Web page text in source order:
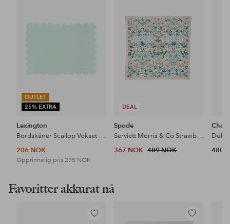
OUTLET
25% EXTRA
Lexington
Bordskåner Scallop Vokset lin/bomull
206 NOK
Opprinnelig pris 275 NOK
DEAL
favoritter
Spode
Serviett Morris & Co Strawberry Thief, 2-pk
367 NOK 489 NOK
Duk
480
Favoritter akkurat nå
Legg
Legg